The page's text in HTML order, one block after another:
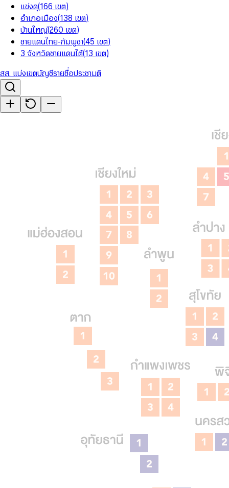
แข่งดุ(166 เขต)
อำเภอเมือง(138 เขต)
บ้านใหญ่(260 เขต)
ชายแดนไทย-กัมพูชา(45 เขต)
3 จังหวัดชายแดนใต้(13 เขต)
สส. แบ่งเขตบัญชีรายชื่อประชามติ